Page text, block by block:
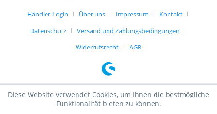
Händler-Login Über uns Impressum
Kontakt
Datenschutz
Versand und Zahlungsbedingungen
Widerrufsrecht
AGB
Diese Website verwendet Cookies, um Ihnen die bestmögliche
Funktionalität bieten zu können.